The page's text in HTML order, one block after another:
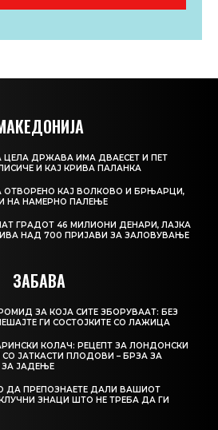
ЦЕЛА ДРЖАВА ИМА ДВАЕСЕТ И ПЕТ
И КАЈ КРИВА ПАЛАНКА
КАЈ ВОЛКОВО И БРЊАРЦИ,
НА НАМЕРНО ПАЛЕЊЕ
ГРАДОТ 46 МИЛИОНИ ДЕНАРИ, ЛАЈКА
НАД 700 ПРИЈАВИ ЗА ЗАЛОВУВАЊЕ
ЗАБАВА
ЗА КОЈА СИТЕ ЗБОРУВААТ: БЕЗ
ГИ СОСТОЈКИТЕ СО ЛАЖИЦА
КОЛАЧ: РЕЦЕПТ ЗА ЛОНДОНСКИ
ЈАТКАСТИ ПЛОДОВИ – БРЗА ЗА
ЗА ЈАДЕЊЕ
ДА ПРЕПОЗНАЕТЕ ДАЛИ ВАШИОТ
ЗНАЦИ ШТО НЕ ТРЕБА ДА ГИ